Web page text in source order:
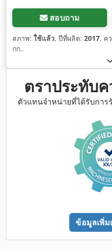
สอบถาม
สภาพ: ใช้แล้ว, ปีที่ผลิต: 2017, ค
กก.,
ตราประทับค
ตัวแทนจำหน่ายที่ได้รับการ
ข้อมูลเพิ่